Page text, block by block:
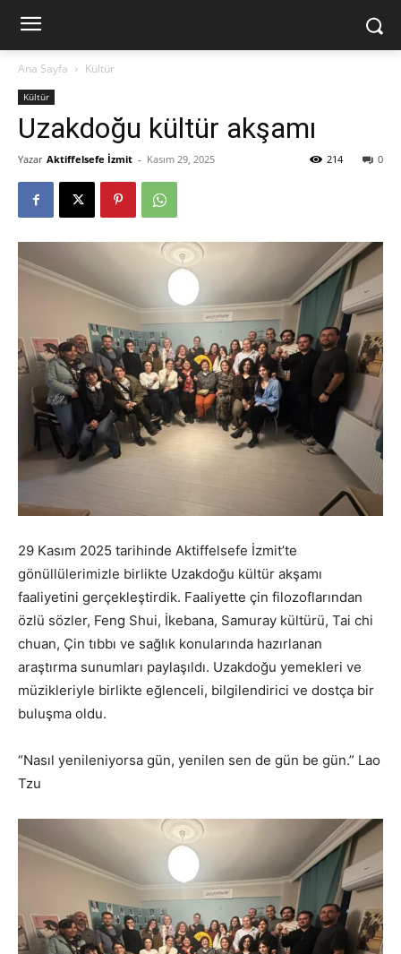
Ana Sayfa Kültür
Kültür
Uzakdoğu kültür akşamı
Yazar Aktiffelsefe İzmit - Kasım 29, 2025 0
214
29 Kasım 2025 tarihinde Aktiffelsefe İzmit’te
gönüllülerimizle birlikte Uzakdoğu kültür akşamı
faaliyetini gerçekleştirdik. Faaliyette çin filozoflarından
özlü sözler, Feng Shui, İkebana, Samuray kültürü, Tai chi
chuan, Çin tıbbı ve sağlık konularında hazırlanan
araştırma sunumları paylaşıldı. Uzakdoğu yemekleri ve
müzikleriyle birlikte eğlenceli, bilgilendirici ve dostça bir
buluşma oldu.
“Nasıl yenileniyorsa gün, yenilen sen de gün be gün.” Lao
Tzu